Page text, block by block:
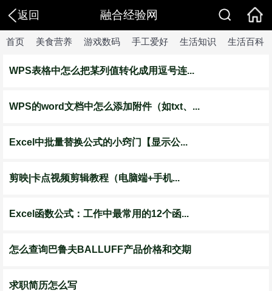
返回 融合经验网
首页 美食营养 游戏数码 手工爱好 生活知识 生活百科
WPS表格中怎么把某列值转化成用逗号连...
WPS的word文档中怎么添加附件（如txt、...
Excel中批量替换公式的小窍门【显示公...
剪映|卡点视频剪辑教程（电脑端+手机...
Excel函数公式：工作中最常用的12个函...
怎么查询巴鲁夫BALLUFF产品价格和交期
求职简历怎么写